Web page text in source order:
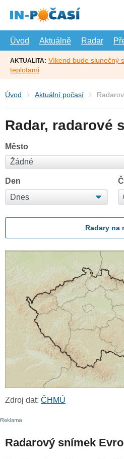
hlavní
Úvod
Aktuálně Radar
AKTUALITA: Víkend bude slunečný
teplotami
Úvod Aktuální počasí
Radar, radarové
Město
Den
Radary na
Zdroj dat: ČHMÚ
Radarový snímek